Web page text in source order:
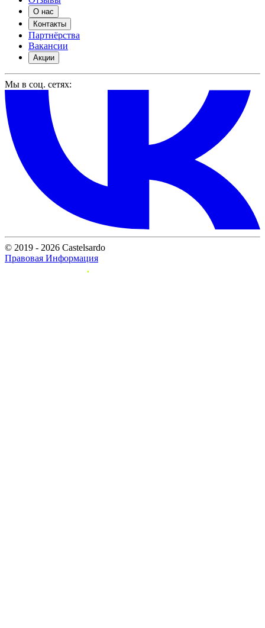
О нас
Контакты
Партнёрства
Вакансии
Акции
Мы в соц. сетях:
© 2019 - 2026 Castelsardo
Правовая Информация